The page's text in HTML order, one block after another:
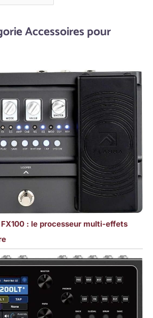
Accessoires pour
: le processeur multi-effets